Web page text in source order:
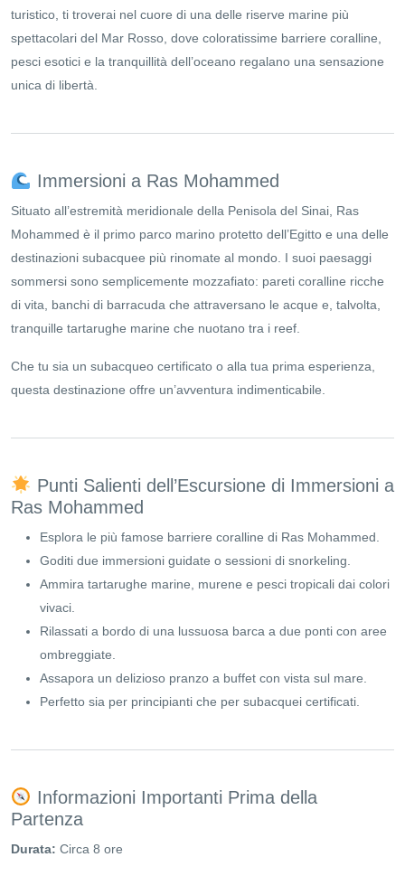
turistico, ti troverai nel cuore di una delle riserve marine più
spettacolari del Mar Rosso, dove coloratissime barriere coralline,
pesci esotici e la tranquillità dell’oceano regalano una sensazione
unica di libertà.
Immersioni a Ras Mohammed
Situato all’estremità meridionale della Penisola del Sinai, Ras
Mohammed è il primo parco marino protetto dell’Egitto e una delle
destinazioni subacquee più rinomate al mondo. I suoi paesaggi
sommersi sono semplicemente mozzafiato: pareti coralline ricche
di vita, banchi di barracuda che attraversano le acque e, talvolta,
tranquille tartarughe marine che nuotano tra i reef.
Che tu sia un subacqueo certificato o alla tua prima esperienza,
questa destinazione offre un’avventura indimenticabile.
Punti Salienti dell’Escursione di Immersioni a
Ras Mohammed
Esplora le più famose barriere coralline di Ras Mohammed.
Goditi due immersioni guidate o sessioni di snorkeling.
Ammira tartarughe marine, murene e pesci tropicali dai colori
vivaci.
Rilassati a bordo di una lussuosa barca a due ponti con aree
ombreggiate.
Assapora un delizioso pranzo a buffet con vista sul mare.
Perfetto sia per principianti che per subacquei certificati.
Informazioni Importanti Prima della
Partenza
Durata: Circa 8 ore